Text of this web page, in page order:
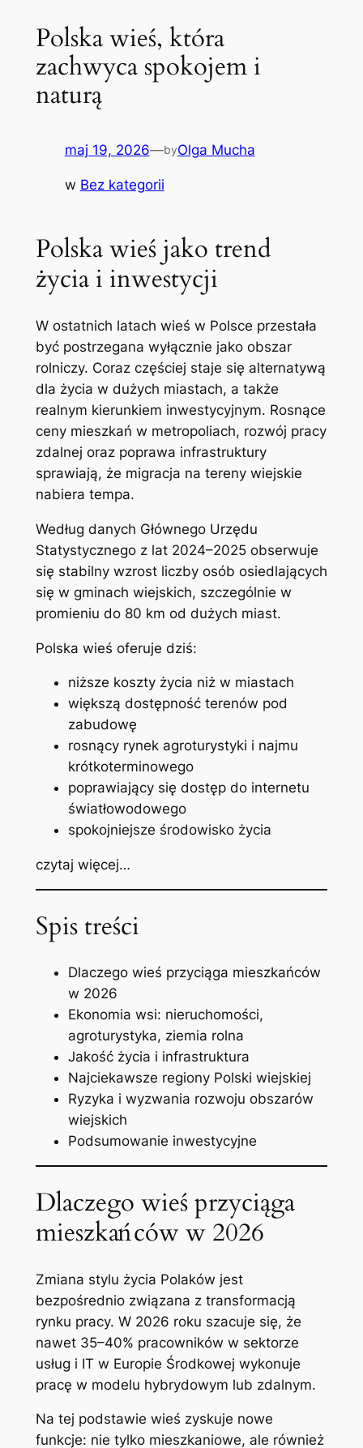
Polska wieś, która
zachwyca spokojem i
naturą
maj 19, 2026—byOlga Mucha
w Bez kategorii
Polska wieś jako trend
życia i inwestycji
W ostatnich latach wieś w Polsce przestała
być postrzegana wyłącznie jako obszar
rolniczy. Coraz częściej staje się alternatywą
dla życia w dużych miastach, a także
realnym kierunkiem inwestycyjnym. Rosnące
ceny mieszkań w metropoliach, rozwój pracy
zdalnej oraz poprawa infrastruktury
sprawiają, że migracja na tereny wiejskie
nabiera tempa.
Według danych Głównego Urzędu
Statystycznego z lat 2024–2025 obserwuje
się stabilny wzrost liczby osób osiedlających
się w gminach wiejskich, szczególnie w
promieniu do 80 km od dużych miast.
Polska wieś oferuje dziś:
niższe koszty życia niż w miastach
większą dostępność terenów pod
zabudowę
rosnący rynek agroturystyki i najmu
krótkoterminowego
poprawiający się dostęp do internetu
światłowodowego
spokojniejsze środowisko życia
czytaj więcej…
Spis treści
Dlaczego wieś przyciąga mieszkańców
w 2026
Ekonomia wsi: nieruchomości,
agroturystyka, ziemia rolna
Jakość życia i infrastruktura
Najciekawsze regiony Polski wiejskiej
Ryzyka i wyzwania rozwoju obszarów
wiejskich
Podsumowanie inwestycyjne
Dlaczego wieś przyciąga
mieszkańców w 2026
Zmiana stylu życia Polaków jest
bezpośrednio związana z transformacją
rynku pracy. W 2026 roku szacuje się, że
nawet 35–40% pracowników w sektorze
usług i IT w Europie Środkowej wykonuje
pracę w modelu hybrydowym lub zdalnym.
Na tej podstawie wieś zyskuje nowe
funkcje: nie tylko mieszkaniowe, ale również